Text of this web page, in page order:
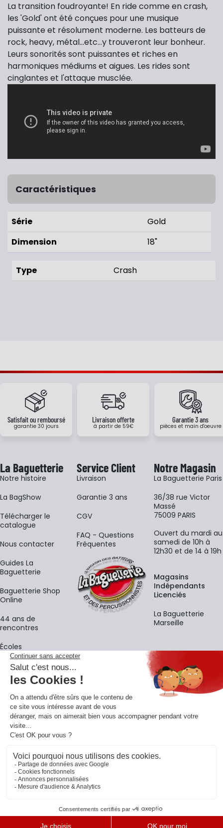
La transition foudroyante! En ride comme en crash,
les 'Gold' ont été conçues pour une musique
puissante et résolument moderne. Les batteurs de
rock, heavy, métal...etc...y trouveront leur bonheur.
Leurs sonorités sont puissantes et riches en
harmoniques médiums et aigues. Les rides sont
cinglantes et l'attaque musclée.
Caractéristiques
Série
Gold
Dimension
18"
Type Crash
Satisfait ou remboursé
garantie 30 jours
Livraison offerte
à partir de 59€
Garantie 3 ans
pièces et main d'oeuvre
La Baguetterie
Notre histoire
La BagShow
​Télécharger le
catalogue
Nous contacter
Guides La
Baguetterie
Baguetterie Shop
Online
44 ans de
rencontres
Écoles
Service Client
Livraison
Garantie 3 ans
CGV
FAQ - Questions
Fréquentes
Notre Magasin
La Baguetterie Paris
36/38 rue Victor
Massé
75009 PARIS
Ouvert du mardi au
samedi de 10h à
12h30 et de 14 à 19h
Magasins
Indépendants
Licenciés
La Baguetterie
Marseille
La newsletter
Adresse e-mail
En vous inscrivant à notre newsletter, vous acceptez notre
confidentialité.
Retrouvons-nous sur